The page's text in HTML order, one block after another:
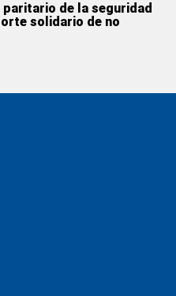
de la seguridad
solidario de no